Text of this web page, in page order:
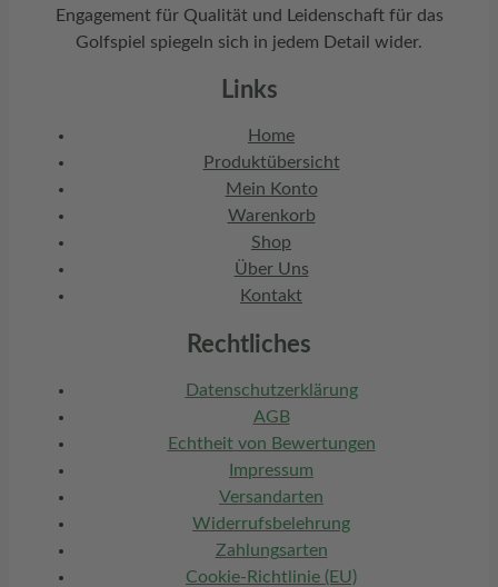
Engagement für Qualität und Leidenschaft für das
Golfspiel spiegeln sich in jedem Detail wider.
Links
Home
Produktübersicht
Mein Konto
Warenkorb
Shop
Über Uns
Kontakt
Rechtliches
Datenschutzerklärung
AGB
Echtheit von Bewertungen
Impressum
Versandarten
Widerrufsbelehrung
Zahlungsarten
Cookie-Richtlinie (EU)